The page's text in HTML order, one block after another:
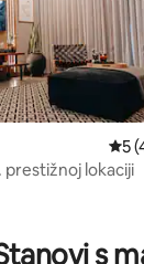
12
5
prestižnoj lokaciji
s